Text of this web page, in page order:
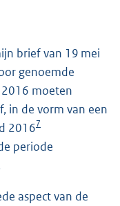
brief van 19 mei
genoemde
moeten
in de vorm van een
20167
periode
aspect van de